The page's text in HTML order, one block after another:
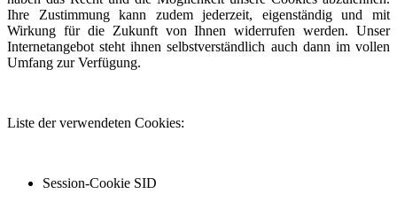
Ihre Zustimmung kann zudem jederzeit, eigenständig und mit
Wirkung für die Zukunft von Ihnen widerrufen werden. Unser
Internetangebot steht ihnen selbstverständlich auch dann im vollen
Umfang zur Verfügung.
Liste der verwendeten Cookies:
Session-Cookie SID